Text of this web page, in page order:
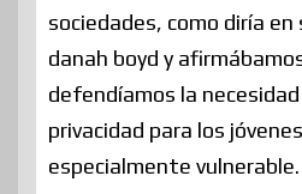
sociedades, como diría
danah boyd y
defendíamos la
privacidad para los
especialmente vulnerable.